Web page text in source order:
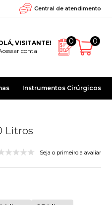
Central de atendimento
VISITANTE!
conta
0 0
Instrumentos Cirúrgicos
Litros
Seja o primeiro a avaliar